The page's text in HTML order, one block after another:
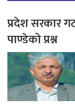
प्रदेश सरकार
पाण्डेको प्रश्न